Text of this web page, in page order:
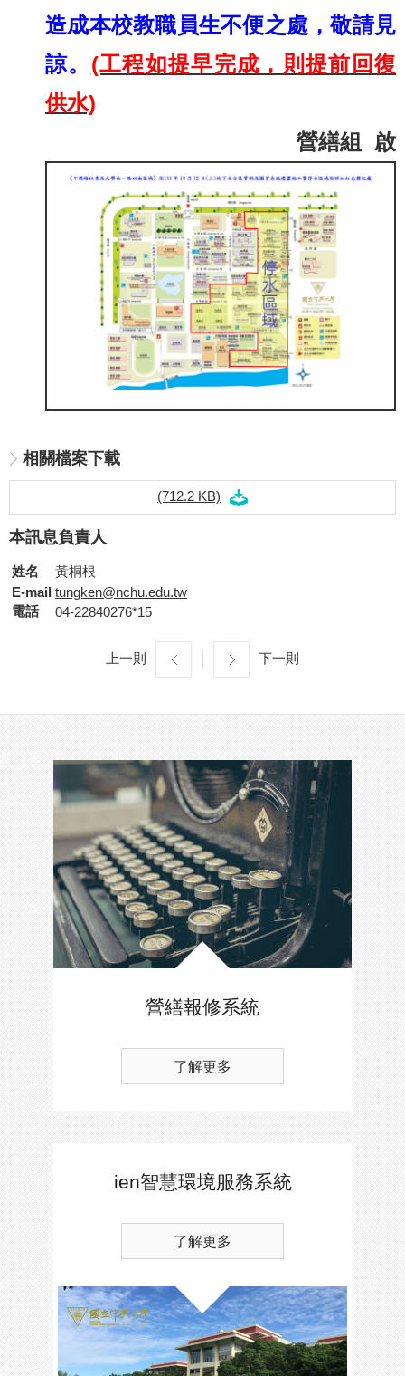
造成本校教職員生不便之處，敬請見
諒。 (工程如提早完成，則提前回復
供水)
營繕組 啟
相關檔案下載
(712.2 KB)
本訊息負責人
姓名
黃桐根
E-mail tungken@nchu.edu.tw
電話
04-22840276*15
上一則 下一則
營繕報修系統
了解更多
ien智慧環境服務系統
了解更多